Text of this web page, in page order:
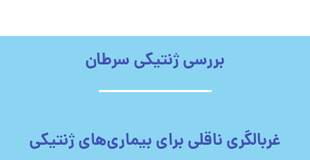
بررسی ژنتیکی سرطان
غربالگری ناقلی برای بیماری‌های ژنتیکی